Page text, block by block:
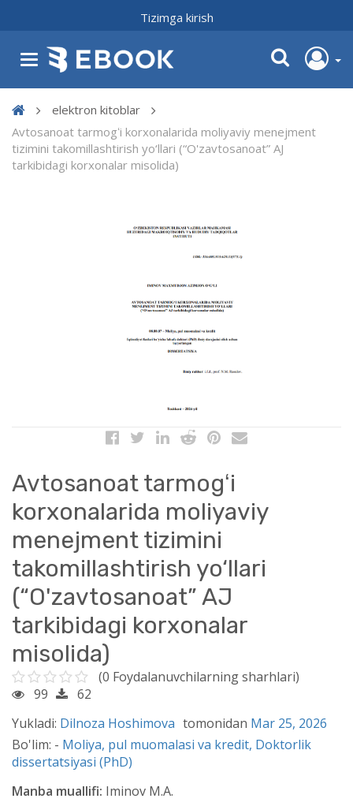
Tizimga kirish
elektron kitoblar
Avtosanoat tarmogʻi korxonalarida moliyaviy menejment
tizimini takomillashtirish yo‘llari (“O'zavtosanoat” AJ
tarkibidagi korxonalar misolida)
Avtosanoat tarmogʻi
korxonalarida moliyaviy
menejment tizimini
takomillashtirish yo‘llari
(“O'zavtosanoat” AJ
tarkibidagi korxonalar
misolida)
(0 Foydalanuvchilarning sharhlari)
99
62
Yukladi: Dilnoza Hoshimova tomonidan Mar 25, 2026
Bo'lim: - Moliya, pul muomalasi va kredit, Doktorlik
dissertatsiyasi (PhD)
Manba muallifi: Iminov M.A.